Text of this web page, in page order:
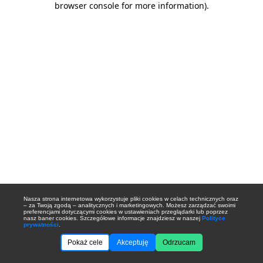
Nasza strona internetowa wykorzystuje pliki cookies w celach technicznych oraz
– za Twoją zgodą – analitycznych i marketingowych. Możesz zarządzać swoimi
preferencjami dotyczącymi cookies w ustawieniach przeglądarki lub poprzez
nasz baner cookies. Szczegółowe informacje znajdziesz w naszej Polityce
prywatności
Pokaż cele Akceptuję Odrzucam
browser console for more information).